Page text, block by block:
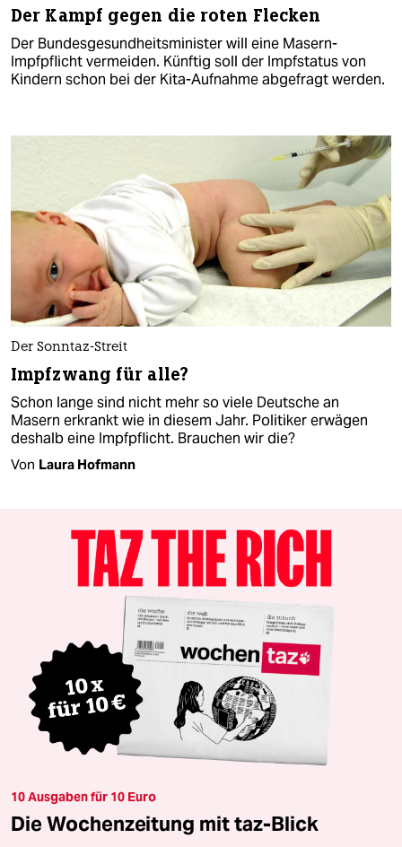
Der Kampf gegen die roten Flecken
Der Bundesgesundheitsminister will eine Masern-
Impfpflicht vermeiden. Künftig soll der Impfstatus von
Kindern schon bei der Kita-Aufnahme abgefragt werden.
Der Sonntaz-Streit
Impfzwang für alle?
Schon lange sind nicht mehr so viele Deutsche an
Masern erkrankt wie in diesem Jahr. Politiker erwägen
deshalb eine Impfpflicht. Brauchen wir die?
Von Laura Hofmann
10 Ausgaben für 10 Euro
Die Wochenzeitung mit taz-Blick